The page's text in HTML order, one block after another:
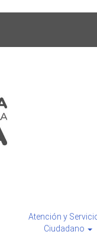
Atención y
Ciudadano